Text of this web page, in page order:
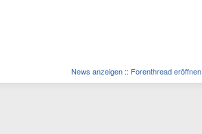
News anzeigen :: Forenthread eröffnen